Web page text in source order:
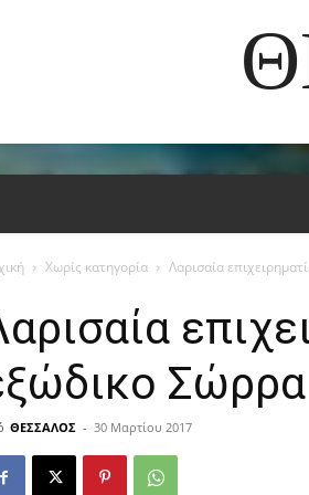
Χωρίς κατηγορία Λαρισαία
ΘΕΣΣΑΛΟΣ - 30 Μαρτίου 2017